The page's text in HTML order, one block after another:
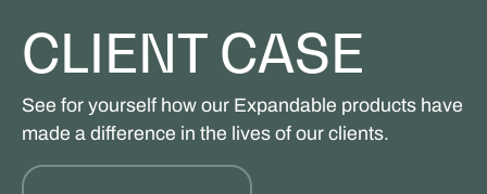
CLIENT CASE
See for yourself how our Expandable products have
made a difference in the lives of our clients.